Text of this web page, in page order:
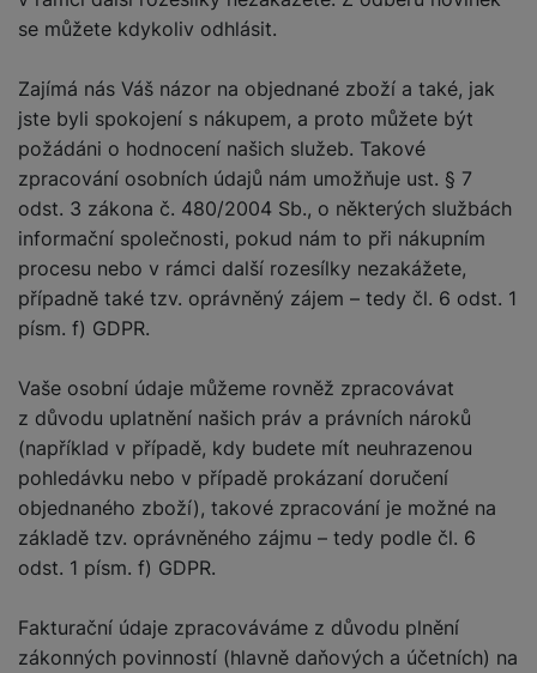
se můžete kdykoliv odhlásit.
Zajímá nás Váš názor na objednané zboží a také, jak
jste byli spokojení s nákupem, a proto můžete být
požádáni o hodnocení našich služeb. Takové
zpracování osobních údajů nám umožňuje ust. § 7
odst. 3 zákona č. 480/2004 Sb., o některých službách
informační společnosti, pokud nám to při nákupním
procesu nebo v rámci další rozesílky nezakážete,
případně také tzv. oprávněný zájem – tedy čl. 6 odst. 1
písm. f) GDPR.
Vaše osobní údaje můžeme rovněž zpracovávat
z důvodu uplatnění našich práv a právních nároků
(například v případě, kdy budete mít neuhrazenou
pohledávku nebo v případě prokázaní doručení
objednaného zboží), takové zpracování je možné na
základě tzv. oprávněného zájmu – tedy podle čl. 6
odst. 1 písm. f) GDPR.
Fakturační údaje zpracováváme z důvodu plnění
zákonných povinností (hlavně daňových a účetních) na